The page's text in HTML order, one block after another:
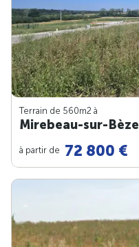
Terrain de 560m2 à
Mirebeau-sur-Bèze
à partir de 72 800 €